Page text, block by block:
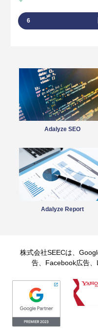
6
Adalyze SEO
Adalyze Report
株式会社SEECは、
告、Facebook広告、